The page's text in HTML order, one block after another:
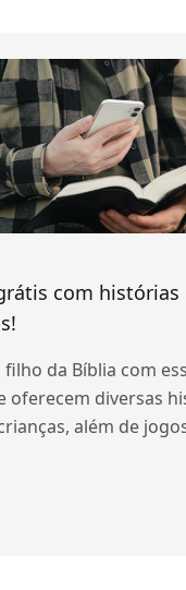
com histórias
da Bíblia com
oferecem diversas
além de